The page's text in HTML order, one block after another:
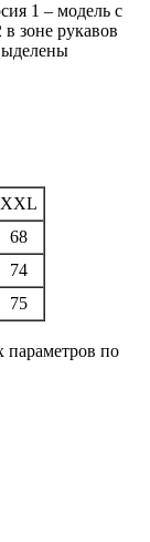
1 – модель с
зоне рукавов
XXL
68
74
75
параметров по